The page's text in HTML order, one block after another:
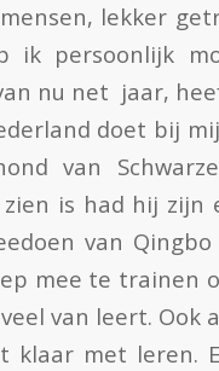
lekker
ik persoonlijk
nu net jaar,
doet bij
van
is had hij zijn
van
mee te trainen
van leert.
klaar met leren.